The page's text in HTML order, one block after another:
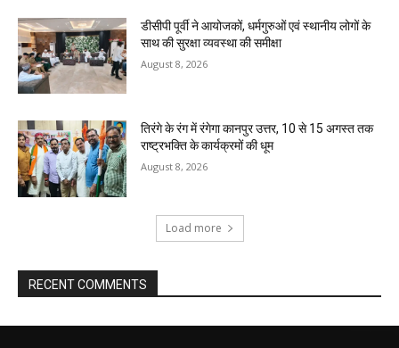
डीसीपी पूर्वी ने आयोजकों, धर्मगुरुओं एवं स्थानीय लोगों के
साथ की सुरक्षा व्यवस्था की समीक्षा
August 8, 2026
तिरंगे के रंग में रंगेगा कानपुर उत्तर, 10 से 15 अगस्त तक
राष्ट्रभक्ति के कार्यक्रमों की धूम
August 8, 2026
Load more
RECENT COMMENTS